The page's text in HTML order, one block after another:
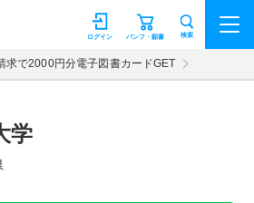
ン パンフ・願書
ログイン 検索
求で2000円分電子図書カードGET
学